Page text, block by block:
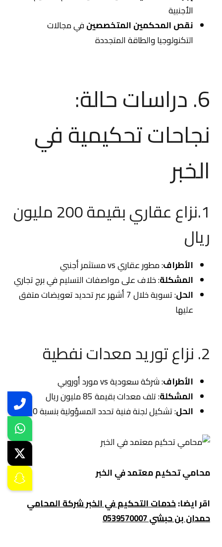
الأجنبية
نقص المحكمين المتخصصينفي مجالات
التكنولوجيا والطاقة المتجددة
6. دراسات حالة:
نجاحات تحكيمية في
الخبر
1.نزاع عقاري بقيمة 200 مليون
ريال
الأطراف: مطور عقاري vs مستثمر أجنبي
المشكلة: خلاف على مواصفات التسليم في برج تجاري
الحل
: تسوية خلال 7 أشهر عبر تحديد تعويضات متفق
عليها
2. نزاع توريد معدات نفطية
الأطراف: شركة سعودية vs مورد أوروبي
المشكلة: تلف معدات بقيمة 85 مليون ريال
الحل: تشكيل لجنة فنية تحدد المسؤولية بنسبة 70/30
محامي تحكيم معتمد في الخبر
اقر ايضا:خدمات التحكيم في الخبر شركة المحامي
حمدان بن حبشي 0539570007